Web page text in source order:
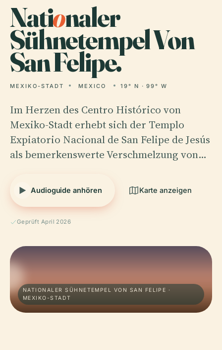
Nationaler
Sühnetempel Von
San Felipe.
MEXIKO-STADT MEXICO 19° N · 99° W
Im Herzen des Centro Histórico von
Mexiko-Stadt erhebt sich der Templo
Expiatorio Nacional de San Felipe de Jesús
als bemerkenswerte Verschmelzung von…
Audioguide anhören Karte anzeigen
Geprüft April 2026
NATIONALER SÜHNETEMPEL VON SAN FELIPE ·
MEXIKO-STADT